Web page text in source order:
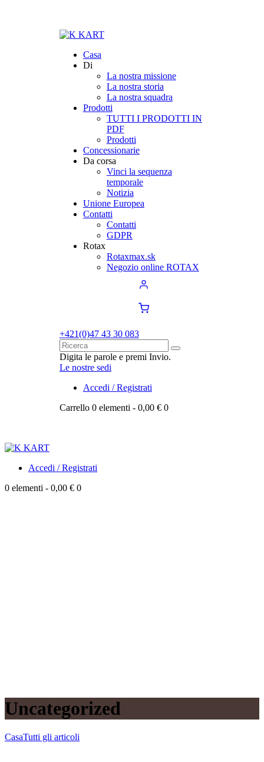
Casa
Di
La nostra missione
La nostra storia
La nostra squadra
Prodotti
TUTTI I PRODOTTI IN
PDF
Prodotti
Concessionarie
Da corsa
Vinci la sequenza
temporale
Notizia
Unione Europea
Contatti
Contatti
GDPR
Rotax
Rotaxmax.sk
Negozio online ROTAX
+421(0)47 43 30 083
Digita le parole e premi Invio.
Le nostre sedi
Accedi / Registrati
Carrello 0 elementi - 0,00 € 0
Accedi / Registrati
0 elementi - 0,00 € 0
Uncategorized
CasaTutti gli articoli